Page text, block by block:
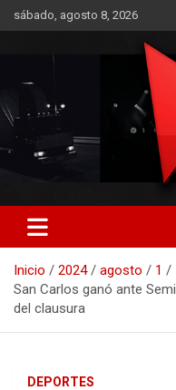
Saltar
al
sábado, agosto 8, 2026
RO
Inicio 2024 agosto
1
San Carlos ganó ante
del clausura
DEPORTES